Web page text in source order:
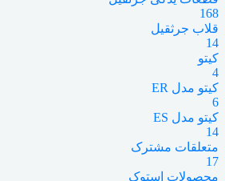
168
قلاب جرثقیل
14
کیتو
4
کیتو مدل ER
6
کیتو مدل ES
14
متعلقات مشترک
17
محصولات استوک